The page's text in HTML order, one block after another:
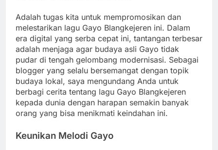
Adalah tugas kita untuk mempromosikan dan
melestarikan lagu Gayo Blangkejeren ini. Dalam
era digital yang serba cepat ini, tantangan terbesar
adalah menjaga agar budaya asli Gayo tidak
pudar di tengah gelombang modernisasi. Sebagai
blogger yang selalu bersemangat dengan topik
budaya lokal, saya mengundang Anda untuk
berbagi cerita tentang lagu Gayo Blangkejeren
kepada dunia dengan harapan semakin banyak
orang yang bisa menikmati keindahan ini.
Keunikan Melodi Gayo